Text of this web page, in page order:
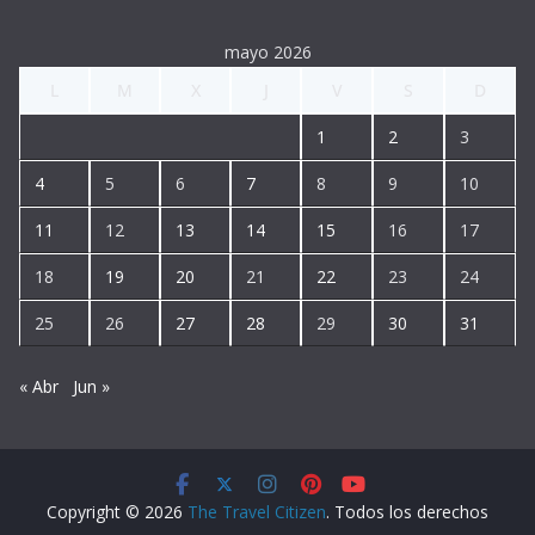
d
o
mayo 2026
1 2 3
4 5 6 7 8 9 10
11 12 13 14 15 16 17
18 19 20 21 22 23 24
25 26 27 28 29 30 31
« Abr Jun »
Copyright © 2026 The Travel Citizen. Todos los derechos